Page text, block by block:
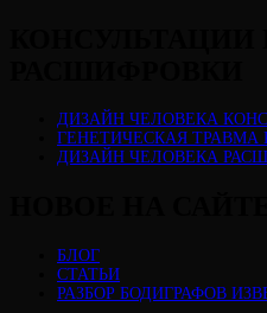
ДИЗАЙН ЧЕЛОВЕКА
ГЕНЕТИЧЕСКАЯ ТРАВМА
ДИЗАЙН ЧЕЛОВЕКА
БЛОГ
СТАТЬИ
РАЗБОР БОДИГРАФОВ